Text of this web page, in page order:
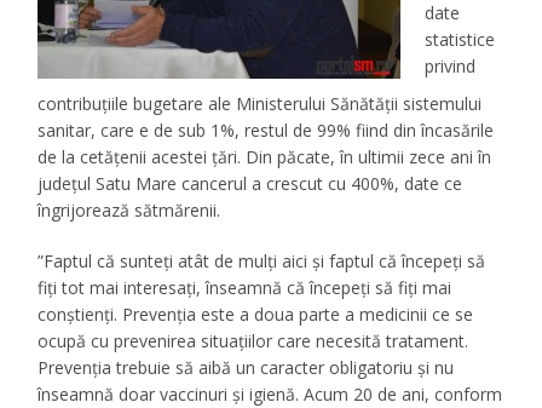
date
statistice
privind
contribuțiile bugetare ale Ministerului Sănătății sistemului
sanitar, care e de sub 1%, restul de 99% fiind din încasările
de la cetățenii acestei țări. Din păcate, în ultimii zece ani în
județul Satu Mare cancerul a crescut cu 400%, date ce
îngrijorează sătmărenii.
”Faptul că sunteți atât de mulți aici și faptul că începeți să
fiți tot mai interesați, înseamnă că începeți să fiți mai
conștienți. Prevenția este a doua parte a medicinii ce se
ocupă cu prevenirea situațiilor care necesită tratament.
Prevenția trebuie să aibă un caracter obligatoriu și nu
înseamnă doar vaccinuri și igienă. Acum 20 de ani, conform